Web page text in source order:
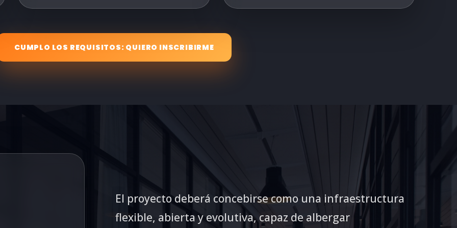
CUMPLO LOS REQUISITOS: QUIERO INSCRIBIRME
El proyecto deberá concebirse como una infraestructura
flexible, abierta y evolutiva, capaz de albergar